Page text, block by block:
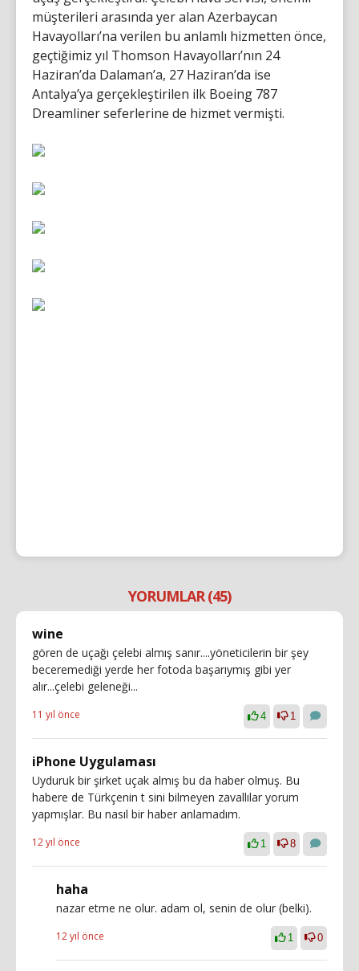
müşterileri arasında yer alan Azerbaycan
Havayolları’na verilen bu anlamlı hizmetten önce,
geçtiğimiz yıl Thomson Havayolları’nın 24
Haziran’da Dalaman’a, 27 Haziran’da ise
Antalya’ya gerçekleştirilen ilk Boeing 787
Dreamliner seferlerine de hizmet vermişti.
YORUMLAR (45)
wine
gören de uçağı çelebi almış sanır....yöneticilerin bir şey
beceremediği yerde her fotoda başarıymış gibi yer
alır...çelebi geleneği...
11 yıl önce 4 1
iPhone Uygulaması
Uyduruk bir şirket uçak almış bu da haber olmuş. Bu
habere de Türkçenin t sini bilmeyen zavallılar yorum
yapmışlar. Bu nasıl bir haber anlamadım.
12 yıl önce 1 8
haha
nazar etme ne olur. adam ol, senin de olur (belki).
12 yıl önce 1 0